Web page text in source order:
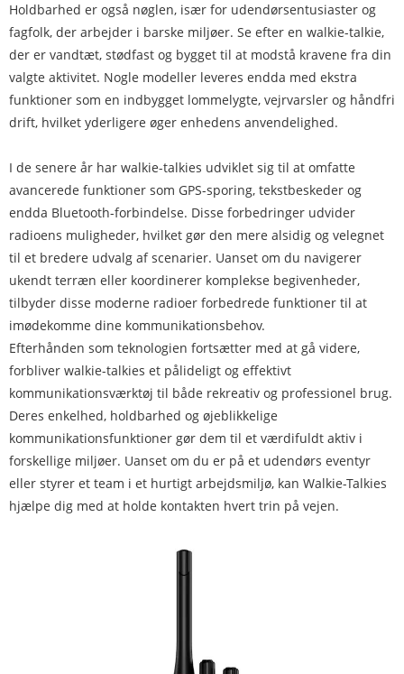
Holdbarhed er også nøglen, især for udendørsentusiaster og
fagfolk, der arbejder i barske miljøer. Se efter en walkie-talkie,
der er vandtæt, stødfast og bygget til at modstå kravene fra din
valgte aktivitet. Nogle modeller leveres endda med ekstra
funktioner som en indbygget lommelygte, vejrvarsler og håndfri
drift, hvilket yderligere øger enhedens anvendelighed.
I de senere år har walkie-talkies udviklet sig til at omfatte
avancerede funktioner som GPS-sporing, tekstbeskeder og
endda Bluetooth-forbindelse. Disse forbedringer udvider
radioens muligheder, hvilket gør den mere alsidig og velegnet
til et bredere udvalg af scenarier. Uanset om du navigerer
ukendt terræn eller koordinerer komplekse begivenheder,
tilbyder disse moderne radioer forbedrede funktioner til at
imødekomme dine kommunikationsbehov.
Efterhånden som teknologien fortsætter med at gå videre,
forbliver walkie-talkies et pålideligt og effektivt
kommunikationsværktøj til både rekreativ og professionel brug.
Deres enkelhed, holdbarhed og øjeblikkelige
kommunikationsfunktioner gør dem til et værdifuldt aktiv i
forskellige miljøer. Uanset om du er på et udendørs eventyr
eller styrer et team i et hurtigt arbejdsmiljø, kan Walkie-Talkies
hjælpe dig med at holde kontakten hvert trin på vejen.